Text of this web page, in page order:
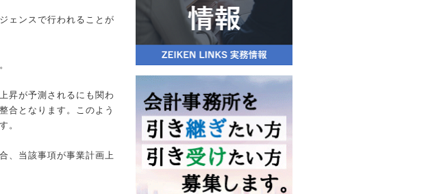
ェンスで行われることが
昇が予測されるにも関わ
合となります。このよう
。
、当該事項が事業計画上